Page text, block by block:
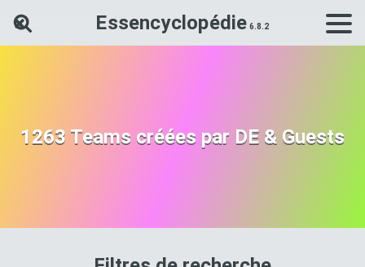
Essencyclopédie
Rechercher une carte Dokkan
1263 Teams créées par DE & Guests